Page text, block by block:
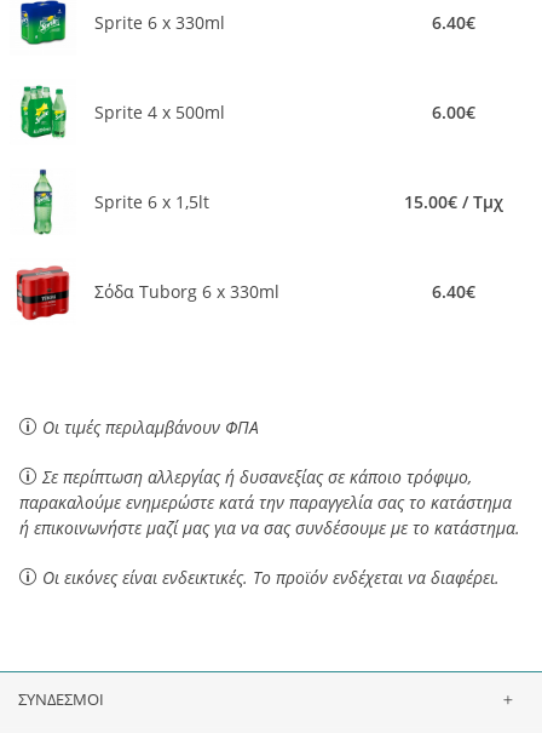
Sprite 6 x 330ml 6.40€
Sprite 4 x 500ml 6.00€
Sprite 6 x 1,5lt 15.00€ / Τμχ
Σόδα Tuborg 6 x 330ml 6.40€
Οι τιμές περιλαμβάνουν ΦΠΑ
Σε περίπτωση αλλεργίας ή δυσανεξίας σε κάποιο τρόφιμο,
παρακαλούμε ενημερώστε κατά την παραγγελία σας το κατάστημα
ή επικοινωνήστε μαζί μας για να σας συνδέσουμε με το κατάστημα.
Οι εικόνες είναι ενδεικτικές. Το προϊόν ενδέχεται να διαφέρει.
ΣΥΝΔΕΣΜΟΙ